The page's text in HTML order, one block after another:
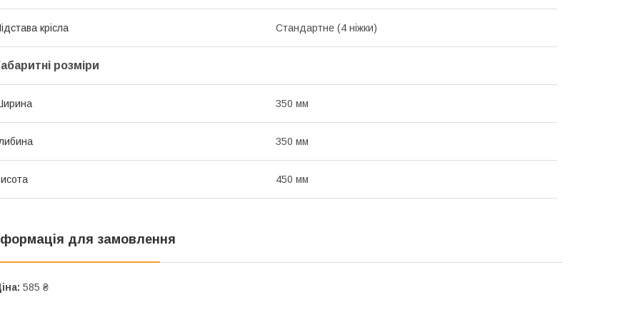
крісла Стандартне (4 ніжки)
розміри
350 мм
350 мм
450 мм
для замовлення
585 ₴